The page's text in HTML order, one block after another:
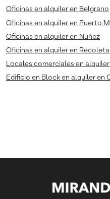
Oficinas en alquiler en Belgrano
Oficinas en alquiler en Puerto
Oficinas en alquiler en Nuñez
Oficinas en alquiler en Recoleta
Locales comerciales en
Edificio en Block en alquiler en